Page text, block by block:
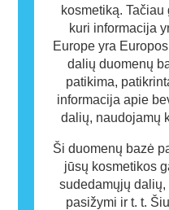
kosmetiką.
kuri informacija
Europe yra
dalių duomenų
patikima,
informacija apie
dalių, naudojamų
Ši duomenų bazė
jūsų kosmetikos
sudedamųjų
pasižymi ir t. t.